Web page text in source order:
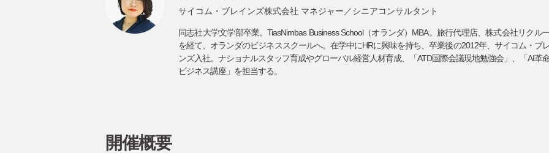
サイコム・ブレインズ株式会社 マネジャー／シニアコンサルタント
同志社⼤学⽂学部卒業。TiasNimbas Business School（オランダ）MBA。旅行代理店、株式会社リクル
を経て、オランダのビジネススクールへ。在学中にHRに興味を持ち、卒業後の2012年、サイコム・ブ
ンズ入社。ナショナルスタッフ育成やグローバル経営人材育成、「ATD国際会議現地勉強会」、「AI革
ビジネス講座」を担当する。
開催概要